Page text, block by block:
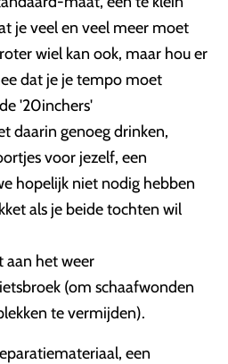
je veel en veel meer moet
wiel kan ook, maar hou er
dat je je tempo moet
'20inchers'
daarin genoeg drinken,
voor jezelf, een
hopelijk niet nodig hebben
als je beide tochten wil
aan het weer
(om schaafwonden
te vermijden).
een